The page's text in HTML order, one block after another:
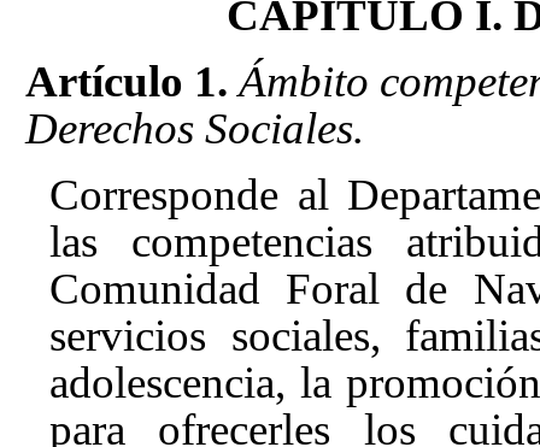
CAPÍTULO I.
Artículo 1. Ámbito
Derechos Sociales.
Corresponde al
las competencias
Comunidad Foral de
servicios sociales,
adolescencia, la
para ofrecerles los